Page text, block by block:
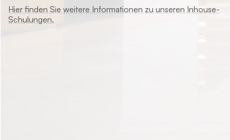
Hier finden Sie weitere Informationen zu unseren Inhouse-
Schulungen.